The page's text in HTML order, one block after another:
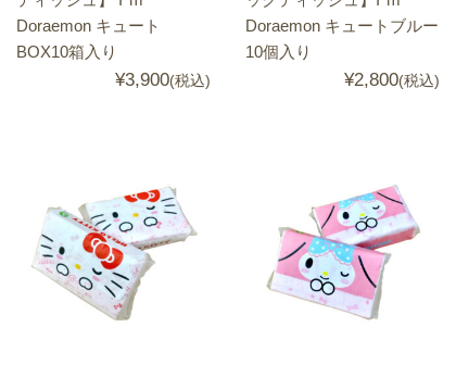
Doraemon キュート
BOX10箱入り
¥3,900(税込)
Doraemon キュートブルー
10個入り
¥2,800(税込)